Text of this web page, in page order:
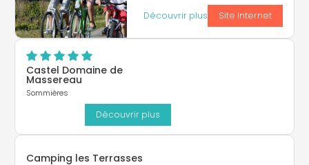
Découvrir plus Site Internet
Castel Domaine de
Massereau
Sommières
Découvrir plus
Camping les Terrasses